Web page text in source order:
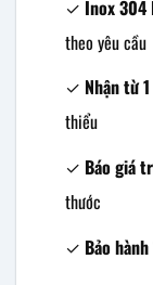
✓ Inox 304
theo yêu cầu
✓ Nhận từ
thiểu
✓ Báo giá
thước
✓ Bảo